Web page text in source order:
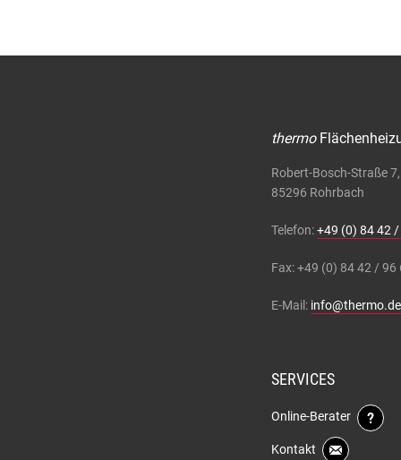
thermo
Robert-Bosch-Straße 7,
85296 Rohrbach
Telefon:+49 (0) 84 42 /
Fax: +49 (0) 84 42 / 96
E-Mail: info@thermo.de
SERVICES
Online-Berater
Kontakt